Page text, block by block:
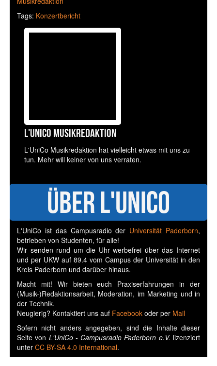
Tags: Konzertbericht
L'UniCo Musikredaktion
L'UniCo Musikredaktion hat vielleicht etwas mit uns zu
tun. Mehr will keiner von uns verraten.
Über L'UniCo
L'UniCo ist das Campusradio der Universität Paderborn,
betrieben von Studenten, für alle!
Wir senden rund um die Uhr werbefrei über das Internet
und per UKW auf 89.4 vom Campus der Universität in den
Kreis Paderborn und darüber hinaus.
Macht mit! Wir bieten euch Praxiserfahrungen in der
(Musik-)Redaktionsarbeit, Moderation, im Marketing und in
der Technik.
Neugierig? Kontaktiert uns auf Facebook oder per Mail
Sofern nicht anders angegeben, sind die Inhalte dieser
Seite von L'UniCo - Campusradio Paderborn e.V. lizenziert
unter CC BY-SA 4.0 International.